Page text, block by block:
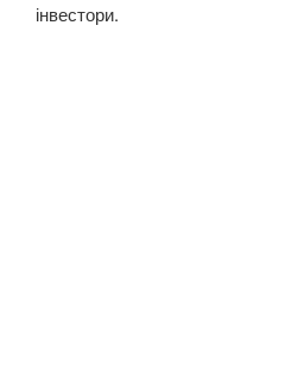
інвестори.